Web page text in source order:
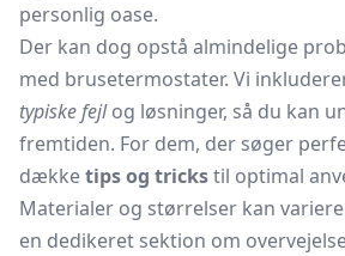
personlig oase.
Der kan dog opstå almindelige
med brusetermostater. Vi
typiske fejlog løsninger, så du kan
fremtiden. For dem, der søger
dækketips og trickstil optimal
Materialer og størrelser kan
en dedikeret sektion om